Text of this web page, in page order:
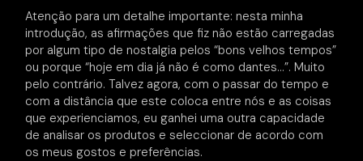
Atenção para um detalhe importante: nesta minha
introdução, as afirmações que fiz não estão carregadas
por algum tipo de nostalgia pelos “bons velhos tempos”
ou porque “hoje em dia já não é como dantes…”. Muito
pelo contrário. Talvez agora, com o passar do tempo e
com a distância que este coloca entre nós e as coisas
que experienciamos, eu ganhei uma outra capacidade
de analisar os produtos e seleccionar de acordo com
os meus gostos e preferências.